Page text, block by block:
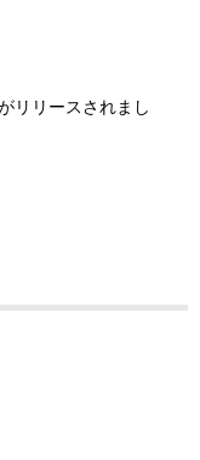
リリースされまし